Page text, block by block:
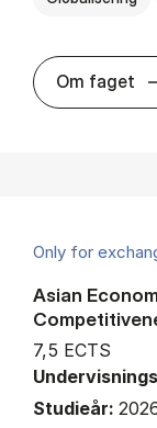
Om faget
Only for
Asian
7,5 ECTS
Studieår: